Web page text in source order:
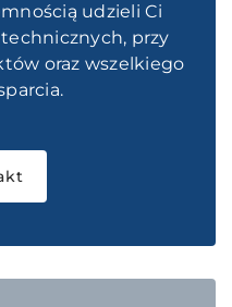
udzieli Ci
przy
oraz wszelkiego